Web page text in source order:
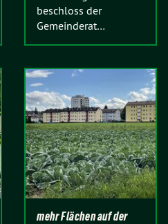
beschloss der
Gemeinderat…
mehr Flächen auf der